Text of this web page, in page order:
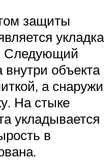
защиты
укладка
Следующий
внутри объекта
а снаружи
На стыке
укладывается
в